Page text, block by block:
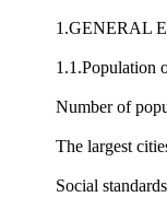
1.GENERAL
1.1.Population
Number of
The largest
Social